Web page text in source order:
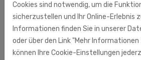
Cookies sind notwendig, um die
sicherzustellen und Ihr Online-Erlebnis
Informationen finden Sie in unserer
oder über den Link "Mehr Informationen
können Ihre Cookie-Einstellungen